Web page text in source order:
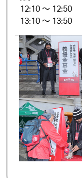
12:10 ～ 12:50
13:10 ～ 13:50